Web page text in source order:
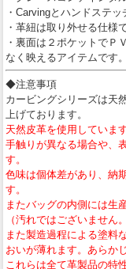
・Carvingとハンドステ
・革紐は取り外せる仕様
・裏面は２ポケットでＰ
なく映えるアイテムです。
◆注意事項
カービングシリーズは天
上げております。
天然皮革を使用していま
手触りが異なる場合や、
す。
色味は個体差があり、納
す。
またバッグの内側には生
（汚れではございません。
また製造過程による塗料
おいが薄れます。あらか
これらは全て革製品の特